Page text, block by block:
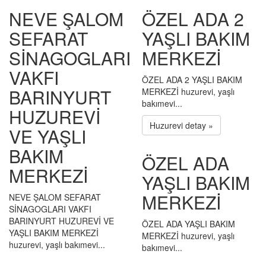
NEVE ŞALOM
SEFARAT
SİNAGOGLARI
VAKFI
BARINYURT
HUZUREVİ
VE YAŞLI
BAKIM
MERKEZİ
NEVE ŞALOM SEFARAT
SİNAGOGLARI VAKFI
BARINYURT HUZUREVİ VE
YAŞLI BAKIM MERKEZİ
huzurevi, yaşlı bakımevi...
ÖZEL ADA 2
YAŞLI BAKIM
MERKEZİ
ÖZEL ADA 2 YAŞLI BAKIM
MERKEZİ huzurevi, yaşlı
bakımevi...
Huzurevi detay »
ÖZEL ADA
YAŞLI BAKIM
MERKEZİ
ÖZEL ADA YAŞLI BAKIM
MERKEZİ huzurevi, yaşlı
bakımevi...